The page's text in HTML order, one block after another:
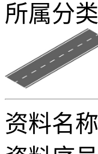
所属分类
资料名称